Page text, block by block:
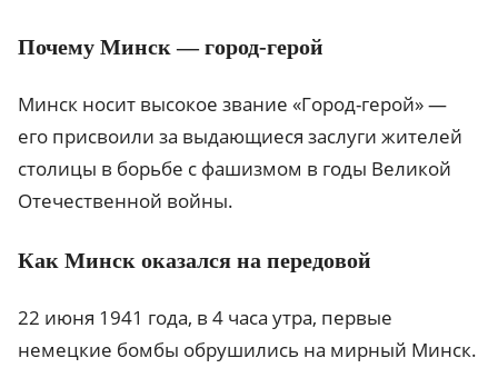
Почему Минск — город-герой
Минск носит высокое звание «Город-герой» —
его присвоили за выдающиеся заслуги жителей
столицы в борьбе с фашизмом в годы Великой
Отечественной войны.
Как Минск оказался на передовой
22 июня 1941 года, в 4 часа утра, первые
немецкие бомбы обрушились на мирный Минск.